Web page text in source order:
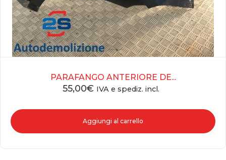
PARAFANGO ANTERIORE DE...
55,00€ IVA e spediz. incl.
Aggiungi al carrello